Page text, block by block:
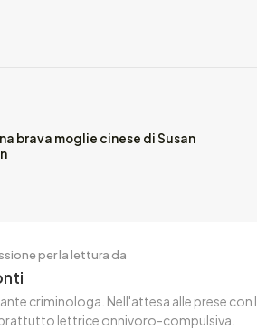
brava moglie cinese di Susan
per la lettura da
criminologa. Nell'attesa alle prese
lettrice onnivoro-compulsiva.